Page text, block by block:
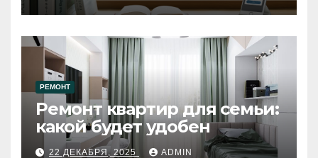
РЕМОНТ
Ремонт квартир для семьи:
какой будет удобен
22 ДЕКАБРЯ, 2025 ADMIN